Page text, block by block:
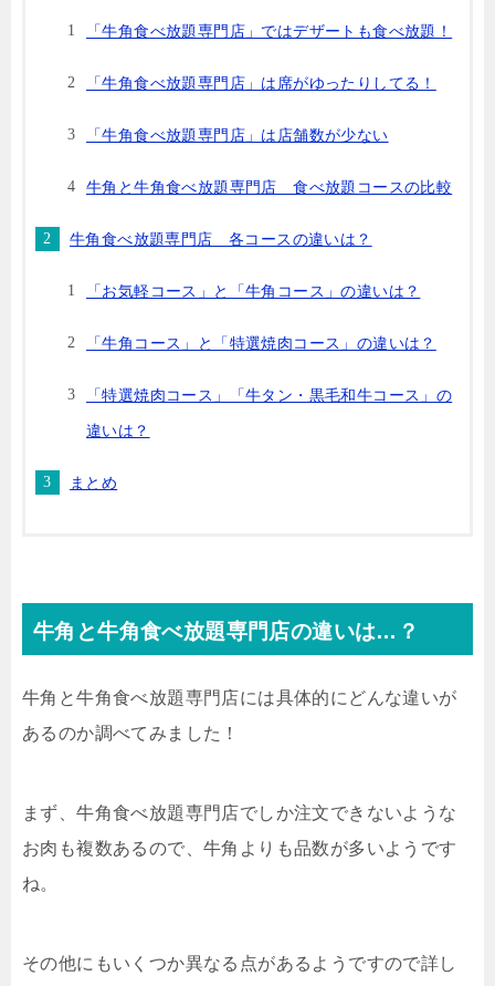
「牛角食べ放題専門店」ではデザートも食べ放題！
「牛角食べ放題専門店」は席がゆったりしてる！
「牛角食べ放題専門店」は店舗数が少ない
牛角と牛角食べ放題専門店 食べ放題コースの比較
牛角食べ放題専門店 各コースの違いは？
「お気軽コース」と「牛角コース」の違いは？
「牛角コース」と「特選焼肉コース」の違いは？
「特選焼肉コース」「牛タン・黒毛和牛コース」の
違いは？
まとめ
牛角と牛角食べ放題専門店の違いは…？
牛角と牛角食べ放題専門店には具体的にどんな違いが
あるのか調べてみました！
まず、牛角食べ放題専門店でしか注文できないような
お肉も複数あるので、牛角よりも品数が多いようです
ね。
その他にもいくつか異なる点があるようですので詳し